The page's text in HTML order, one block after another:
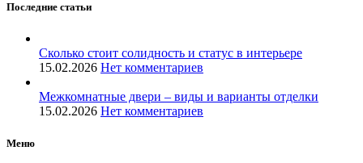
Последние статьи
Сколько стоит солидность и статус в интерьере
15.02.2026 Нет комментариев
Межкомнатные двери – виды и варианты отделки
15.02.2026 Нет комментариев
Меню